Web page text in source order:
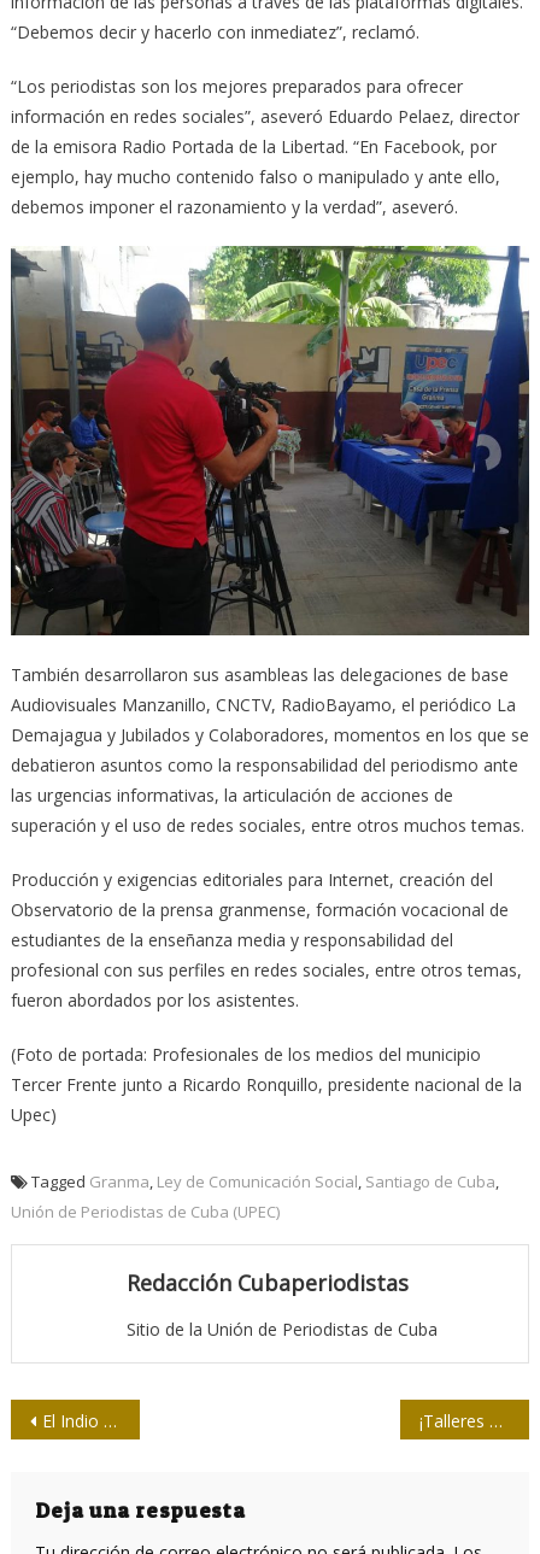
“Debemos decir y hacerlo con inmediatez”, reclamó.
“Los periodistas son los mejores preparados para ofrecer
información en redes sociales”, aseveró Eduardo Pelaez, director
de la emisora Radio Portada de la Libertad. “En Facebook, por
ejemplo, hay mucho contenido falso o manipulado y ante ello,
debemos imponer el razonamiento y la verdad”, aseveró.
También desarrollaron sus asambleas las delegaciones de base
Audiovisuales Manzanillo, CNCTV, RadioBayamo, el periódico La
Demajagua y Jubilados y Colaboradores, momentos en los que se
debatieron asuntos como la responsabilidad del periodismo ante
las urgencias informativas, la articulación de acciones de
superación y el uso de redes sociales, entre otros muchos temas.
Producción y exigencias editoriales para Internet, creación del
Observatorio de la prensa granmense, formación vocacional de
estudiantes de la enseñanza media y responsabilidad del
profesional con sus perfiles en redes sociales, entre otros temas,
fueron abordados por los asistentes.
(Foto de portada: Profesionales de los medios del municipio
Tercer Frente junto a Ricardo Ronquillo, presidente nacional de la
Upec)
Tagged Granma, Ley de Comunicación Social, Santiago de Cuba,
Unión de Periodistas de Cuba (UPEC)
Redacción Cubaperiodistas
Sitio de la Unión de Periodistas de Cuba
Navegación
entradas
El Indio Naborí: ¿la crónica o el poema? ¡Talleres para Hoy!
Deja una respuesta